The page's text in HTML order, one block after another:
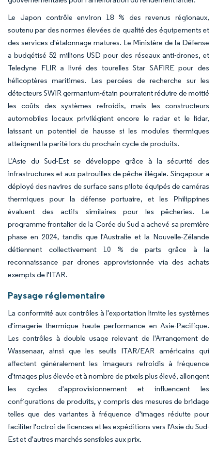
Le Japon contrôle environ 18 % des revenus régionaux,
soutenu par des normes élevées de qualité des équipements et
des services d'étalonnage matures. Le Ministère de la Défense
a budgétisé 52 millions USD pour des réseaux anti-drones, et
Teledyne FLIR a livré des tourelles Star SAFIRE pour des
hélicoptères maritimes. Les percées de recherche sur les
détecteurs SWIR germanium-étain pourraient réduire de moitié
les coûts des systèmes refroidis, mais les constructeurs
automobiles locaux privilégient encore le radar et le lidar,
laissant un potentiel de hausse si les modules thermiques
atteignent la parité lors du prochain cycle de produits.
L'Asie du Sud-Est se développe grâce à la sécurité des
infrastructures et aux patrouilles de pêche illégale. Singapour a
déployé des navires de surface sans pilote équipés de caméras
thermiques pour la défense portuaire, et les Philippines
évaluent des actifs similaires pour les pêcheries. Le
programme frontalier de la Corée du Sud a achevé sa première
phase en 2024, tandis que l'Australie et la Nouvelle-Zélande
détiennent collectivement 10 % de parts grâce à la
reconnaissance par drones approvisionnée via des achats
exempts de l'ITAR.
Paysage réglementaire
La conformité aux contrôles à l'exportation limite les systèmes
d'imagerie thermique haute performance en Asie-Pacifique.
Les contrôles à double usage relevant de l'Arrangement de
Wassenaar, ainsi que les seuils ITAR/EAR américains qui
affectent généralement les imageurs refroidis à fréquence
d'images plus élevée et à nombre de pixels plus élevé, allongent
les cycles d'approvisionnement et influencent les
configurations de produits, y compris des mesures de bridage
telles que des variantes à fréquence d'images réduite pour
faciliter l'octroi de licences et les expéditions vers l'Asie du Sud-
Est et d'autres marchés sensibles aux prix.